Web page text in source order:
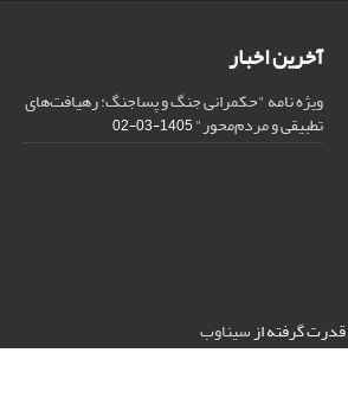
آخرین اخبار
ویژه نامه "حکمرانی جنگ و پساجنگ: رهیافت‌های
تطبیقی و مردم‌محور"1405-03-02
قدرت گرفته ازسیناوب